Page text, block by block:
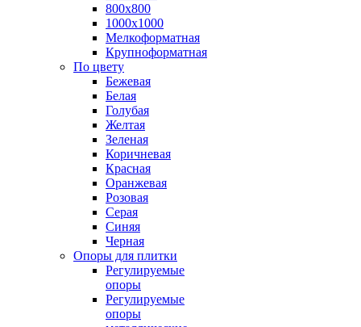
800х800
1000х1000
Мелкоформатная
Крупноформатная
По цвету
Бежевая
Белая
Голубая
Желтая
Зеленая
Коричневая
Красная
Оранжевая
Розовая
Серая
Синяя
Черная
Опоры для плитки
Регулируемые
опоры
Регулируемые
опоры